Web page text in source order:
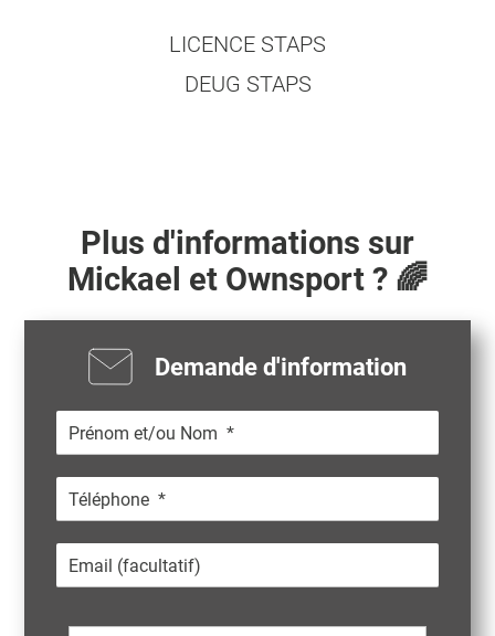
LICENCE STAPS
DEUG STAPS
Plus d'informations sur
Mickael et Ownsport ? 🌈
Demande d'information